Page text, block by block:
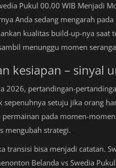
Pukul 00.00 WIB Menjadi
Anda sedang mengarah
kualitas build-up-nya saat
menunggu momen
kesiapan – sinyal
2026, pertandingan-
sepenuhnya setuju jika orang
pada momen-
mengubah strategi.
transisi bisa menjadi catatan.
Belanda vs Swedia